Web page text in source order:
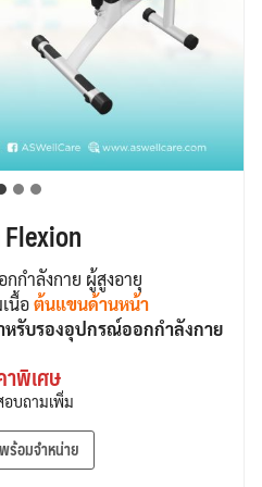
กกำลังกาย ผู้สูงอายุ
นื้อต้นแขนด้านหน้า
หรับรองอุปกรณ์ออกกำลังกาย
าพิเศษ
อบถามเพิ่ม
ร้อมจำหน่าย